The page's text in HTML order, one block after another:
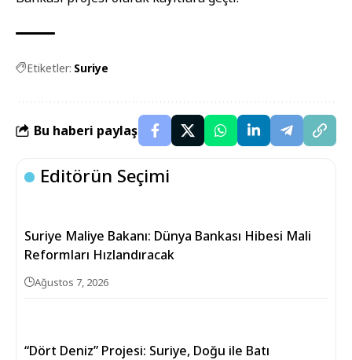
Etiketler: Suriye
Bu haberi paylaş
Editörün Seçimi
Suriye Maliye Bakanı: Dünya Bankası Hibesi Mali
Reformları Hızlandıracak
Ağustos 7, 2026
“Dört Deniz” Projesi: Suriye, Doğu ile Batı